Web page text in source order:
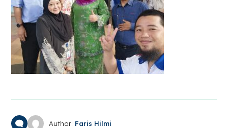
Author: Faris Hilmi